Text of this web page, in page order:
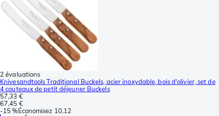
2 évaluations
Knivesandtools Traditional Buckels, acier inoxydable, bois d'olivier, set de
4 couteaux de petit déjeuner Buckels
57,33 €
67,45 €
-15 %Économisez 10,12